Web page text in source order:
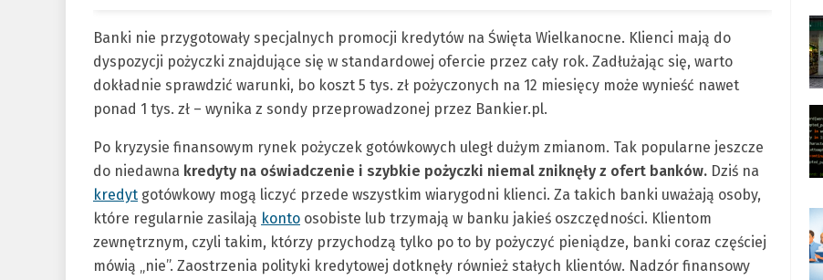
Banki nie przygotowały specjalnych promocji kredytów na Święta Wielkanocne. Klienci mają do
dyspozycji pożyczki znajdujące się w standardowej ofercie przez cały rok. Zadłużając się, warto
dokładnie sprawdzić warunki, bo koszt 5 tys. zł pożyczonych na 12 miesięcy może wynieść nawet
ponad 1 tys. zł – wynika z sondy przeprowadzonej przez Bankier.pl.
Po kryzysie finansowym rynek pożyczek gotówkowych uległ dużym zmianom. Tak popularne jeszcze
do niedawna kredyty na oświadczenie i szybkie pożyczki niemal zniknęły z ofert banków. Dziś na
kredyt gotówkowy mogą liczyć przede wszystkim wiarygodni klienci. Za takich banki uważają osoby,
które regularnie zasilają konto osobiste lub trzymają w banku jakieś oszczędności. Klientom
zewnętrznym, czyli takim, którzy przychodzą tylko po to by pożyczyć pieniądze, banki coraz częściej
mówią „nie”. Zaostrzenia polityki kredytowej dotknęły również stałych klientów. Nadzór finansowy